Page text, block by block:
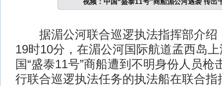
据湄公河联合巡逻执法指挥部介绍
19时10分，在湄公河国际航道孟西岛
国“盛泰11号”商船遭到不明身份人员枪
行联合巡逻执法任务的执法船在联合指